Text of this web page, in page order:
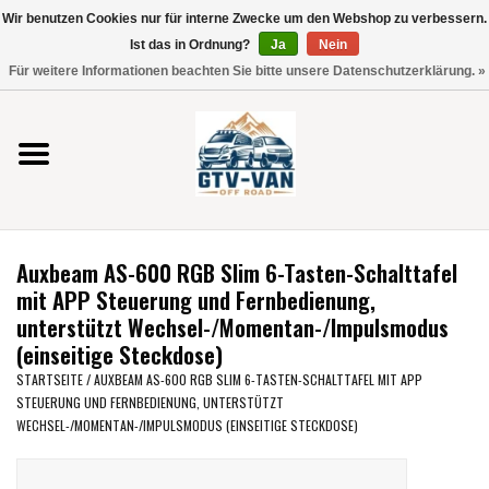
Verwende
die
nach
oben
und
unten,
verfügbare
Ergebnis
auszuwählen.
die
Eingabetaste,
um
Vito / V-Klasse 447
Viano /Vito 639
VW T7 2025
VW T6
VW T5
Auxbeam AS-600 RGB Slim 6-Tasten-Schalttafel
mit APP Steuerung und Fernbedienung,
unterstützt Wechsel-/Momentan-/Impulsmodus
(einseitige Steckdose)
STARTSEITE/AUXBEAM AS-600 RGB SLIM 6-TASTEN-SCHALTTAFEL MIT APP
STEUERUNG UND FERNBEDIENUNG, UNTERSTÜTZT
WECHSEL-/MOMENTAN-/IMPULSMODUS (EINSEITIGE STECKDOSE)
Wir benutzen Cookies nur für interne Zwecke um den Webshop zu verbessern.
Ist das in Ordnung?
Ja
Nein
Für weitere Informationen beachten Sie bitte unsere Datenschutzerklärung. »